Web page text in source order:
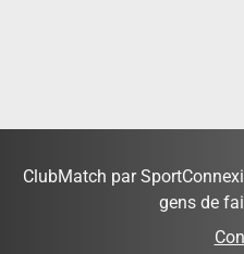
ClubMatch par
gens de